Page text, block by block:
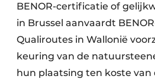
BENOR-certificatie of
in Brussel aanvaardt
Qualiroutes in Wallonië
keuring van de
hun plaatsing ten koste van